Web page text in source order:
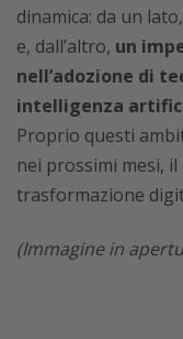
dinamica: da un
e, dall’altro, un
nell’adozione di
intelligenza
Proprio questi
nei prossimi mesi,
trasformazione
(Immagine in